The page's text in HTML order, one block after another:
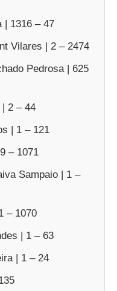
| 1316 – 47
Vilares | 2 – 2474
Pedrosa | 625
| 2 – 44
| 1 – 121
– 1071
Sampaio | 1 –
– 1070
| 1 – 63
| 1 – 24